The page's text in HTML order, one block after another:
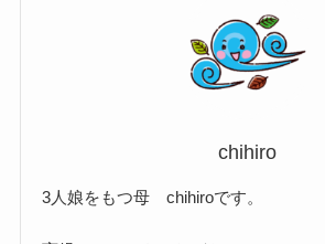
chihiro
3人娘をもつ母 chihiroです。